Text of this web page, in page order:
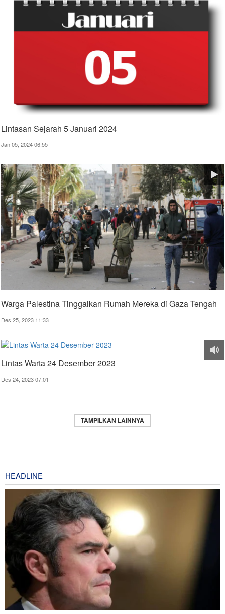
Lintasan Sejarah 5 Januari 2024
Jan 05, 2024 06:55
Warga Palestina Tinggalkan Rumah Mereka di Gaza Tengah
Des 25, 2023 11:33
Lintas Warta 24 Desember 2023
Des 24, 2023 07:01
TAMPILKAN LAINNYA
HEADLINE